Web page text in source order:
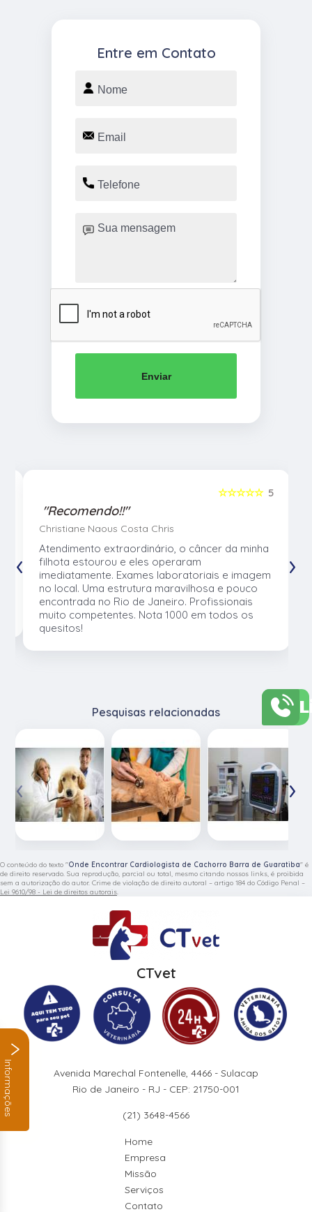
Entre em Contato
Enviar
5
☆☆☆☆☆
"Recomendo!!"
Christiane Naous Costa Chris
Atendimento extraordinário, o câncer da minha
filhota estourou e eles operaram
imediatamente. Exames laboratoriais e imagem
no local. Uma estrutura maravilhosa e pouco
encontrada no Rio de Janeiro. Profissionais
muito competentes. Nota 1000 em todos os
quesitos!
‹ ›
Pesquisas relacionadas
‹ ›
O conteúdo do texto "Onde Encontrar Cardiologista de Cachorro Barra de Guaratiba" é
de direito reservado. Sua reprodução, parcial ou total, mesmo citando nossos links, é proibida
sem a autorização do autor. Crime de violação de direito autoral – artigo 184 do Código Penal –
Lei 9610/98 - Lei de direitos autorais.
CTvet
Avenida Marechal Fontenelle, 4466 - Sulacap
Rio de Janeiro - RJ - CEP: 21750-001
(21) 3648-4566
Home
Empresa
Missão
Serviços
Contato
Informações